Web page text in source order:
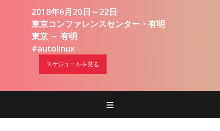
2018年6月20日～22日
東京コンファレンスセンター・有明
東京 － 有明
#autolinux
スケジュールを見る